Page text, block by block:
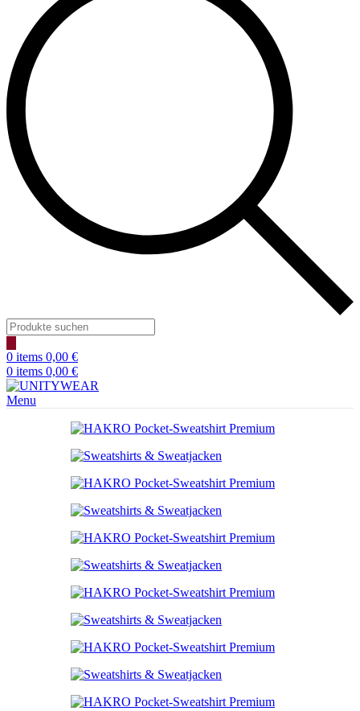
Products
search
0 items 0,00 €
0 items 0,00 €
Menu